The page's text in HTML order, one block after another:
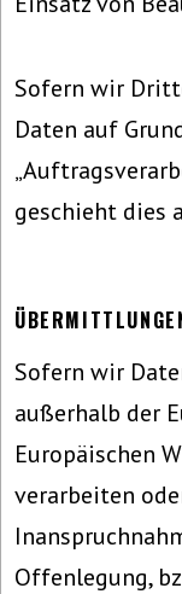
Sofern wir
Daten auf
geschieht dies
Sofern wir
außerhalb der
Europäischen
verarbeiten
Offenlegung,